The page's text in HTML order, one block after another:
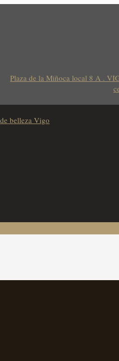
Plaza de la Miñoca local 8 A .